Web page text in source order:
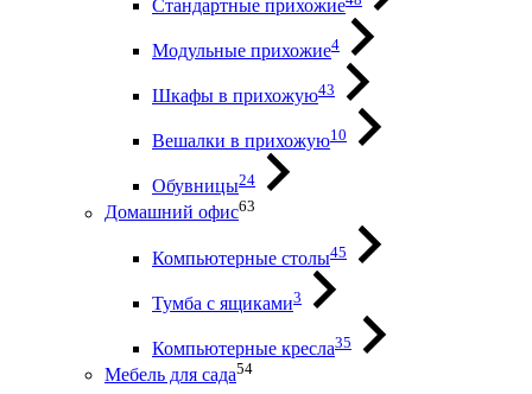
Стандартные прихожие
Модульные прихожие4
Шкафы в прихожую43
Вешалки в прихожую10
Обувницы24
Домашний офис63
Компьютерные столы45
Тумба с ящиками3
Компьютерные кресла35
Мебель для сада54